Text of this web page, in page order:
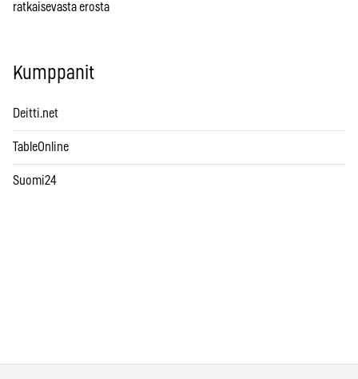
ratkaisevasta erosta
Kumppanit
Deitti.net
TableOnline
Suomi24